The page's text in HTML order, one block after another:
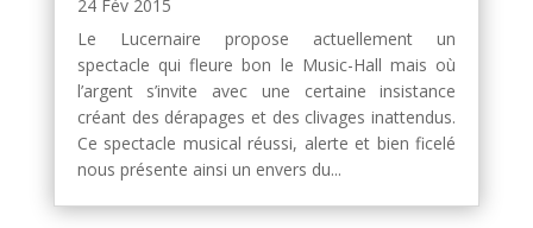
24 Fév 2015
Le Lucernaire propose actuellement un
spectacle qui fleure bon le Music-Hall mais où
l’argent s’invite avec une certaine insistance
créant des dérapages et des clivages inattendus.
Ce spectacle musical réussi, alerte et bien ficelé
nous présente ainsi un envers du...